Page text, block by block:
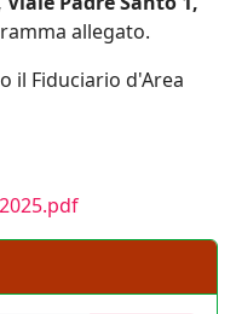
Padre Santo 1,
Fiduciario d'Area